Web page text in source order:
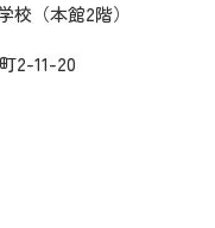
（本館2階）
11-20